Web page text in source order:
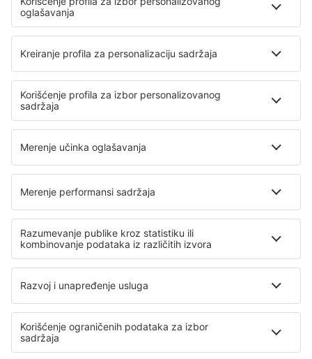
Sewilla San Pablo (SVQ)
Badajoz Talavera la Real (BJZ)
Tenerife Norte (TFN)
Tenerife South (TFS)
Valladolid Airport (VLL)
Vitoria-Gasteiz Airport (VIT)
Zaragoza Airport (ZAZ)